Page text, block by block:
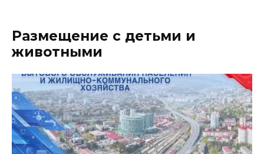
Размещение с детьми и
животными